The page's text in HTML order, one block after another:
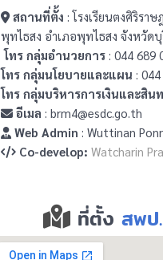
สถานที่ตั้ง : โรงเรียนตงศิริรา
พุทไธสง อำเภอพุทไธสง จังหวัด
โทร กลุ่มอำนวยการ : 044 689
โทร กลุ่มนโยบายและแผน :
โทร กลุ่มบริหารการเงินและสิน
อีเมล : brm4@esdc.go.th
Web Admin : Wuttinan
Co-develop: Watcharin
ที่ตั้ง สพป